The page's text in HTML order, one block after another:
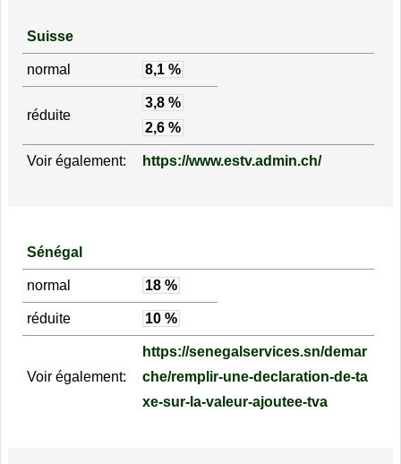
Suisse
normal 8,1 %
réduite
3,8 %
2,6 %
Voir également: https://www.estv.admin.ch/
Sénégal
normal 18 %
réduite 10 %
Voir également:
https://senegalservices.sn/demar
che/remplir-une-declaration-de-ta
xe-sur-la-valeur-ajoutee-tva